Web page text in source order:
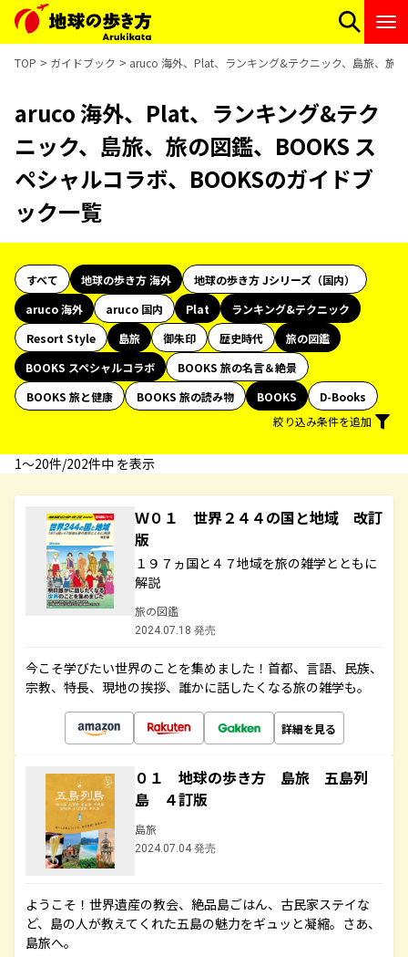
TOP ガイドブック aruco 海外、Plat、ランキング&テクニック、島旅、旅
aruco 海外、Plat、ランキング&テク
ニック、島旅、旅の図鑑、BOOKS ス
ペシャルコラボ、BOOKSのガイドブ
ック一覧
すべて 地球の歩き方 海外
地球の歩き方 Jシリーズ（国内）
aruco 海外
aruco 国内 Plat
ランキング&テクニック
Resort Style
島旅 御朱印 歴史時代
旅の図鑑
BOOKS スペシャルコラボ
BOOKS 旅の名言＆絶景
BOOKS 旅と健康
BOOKS 旅の読み物 BOOKS
D-Books
絞り込み条件を追加
1〜20件/202件中 を表示
Ｗ０１ 世界２４４の国と地域 改訂
版
１９７ヵ国と４７地域を旅の雑学とともに
解説
旅の図鑑
2024.07.18 発売
今こそ学びたい世界のことを集めました！首都、言語、民族、
宗教、特長、現地の挨拶、誰かに話したくなる旅の雑学も。
詳細を見る
０１ 地球の歩き方 島旅 五島列
島 ４訂版
島旅
2024.07.04 発売
ようこそ！世界遺産の教会、絶品島ごはん、古民家ステイな
ど、島の人が教えてくれた五島の魅力をギュッと凝縮。さあ、
島旅へ。